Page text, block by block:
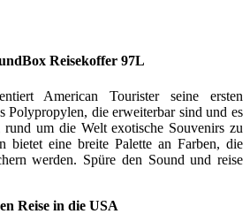
Reisekoffer 97L
American Tourister seine ersten
Polypropylen, die erweiterbar sind und es
rund um die Welt exotische Souvenirs zu
bietet eine breite Palette an Farben, die
werden. Spüre den Sound und reise
Reise in die USA